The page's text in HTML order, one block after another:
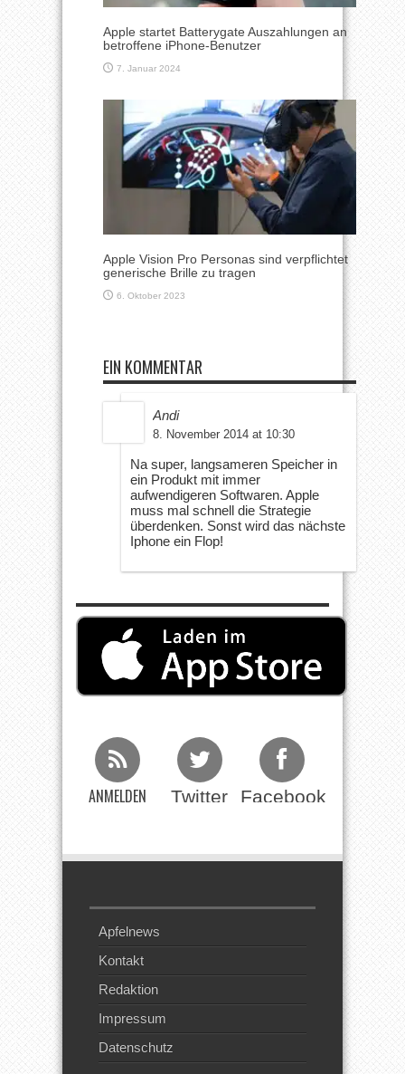
Apple startet Batterygate Auszahlungen an
betroffene iPhone-Benutzer
7. Januar 2024
Apple Vision Pro Personas sind verpflichtet
generische Brille zu tragen
6. Oktober 2023
EIN KOMMENTAR
Andi
8. November 2014 at 10:30
Na super, langsameren Speicher in
ein Produkt mit immer
aufwendigeren Softwaren. Apple
muss mal schnell die Strategie
überdenken. Sonst wird das nächste
Iphone ein Flop!
ANMELDEN Twitter Facebook
Apfelnews
Kontakt
Redaktion
Impressum
Datenschutz